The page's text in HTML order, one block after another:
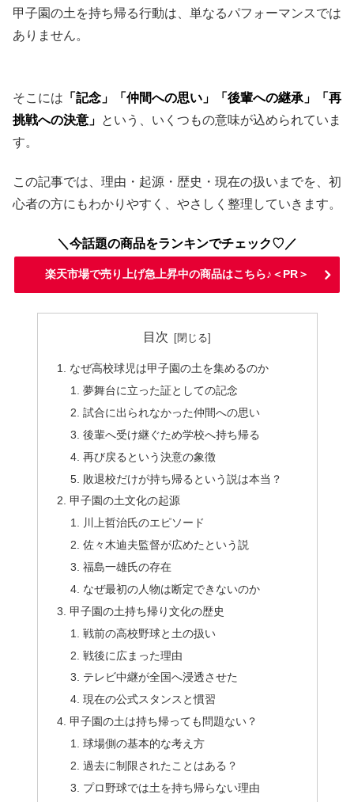
甲子園の土を持ち帰る行動は、単なるパフォーマンスでは
ありません。
そこには 「記念」「仲間への思い」「後輩への継承」「再
挑戦への決意」 という、いくつもの意味が込められていま
す。
この記事では、理由・起源・歴史・現在の扱いまでを、初
心者の方にもわかりやすく、やさしく整理していきます。
＼今話題の商品をランキンでチェック♡／
楽天市場で売り上げ急上昇中の商品はこちら♪＜PR＞
目次
なぜ高校球児は甲子園の土を集めるのか
夢舞台に立った証としての記念
試合に出られなかった仲間への思い
後輩へ受け継ぐため学校へ持ち帰る
再び戻るという決意の象徴
敗退校だけが持ち帰るという説は本当？
甲子園の土文化の起源
川上哲治氏のエピソード
佐々木迪夫監督が広めたという説
福島一雄氏の存在
なぜ最初の人物は断定できないのか
甲子園の土持ち帰り文化の歴史
戦前の高校野球と土の扱い
戦後に広まった理由
テレビ中継が全国へ浸透させた
現在の公式スタンスと慣習
甲子園の土は持ち帰っても問題ない？
球場側の基本的な考え方
過去に制限されたことはある？
プロ野球では土を持ち帰らない理由